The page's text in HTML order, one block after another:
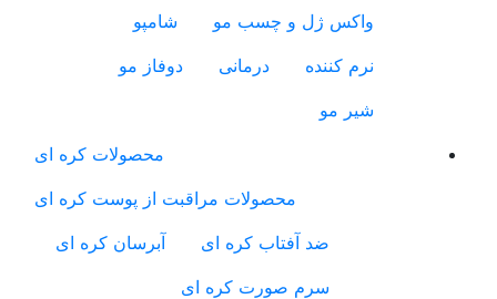
واکس ژل و چسب مو
شامپو
نرم کننده
درمانی
دوفاز مو
شیر مو
محصولات کره ای
محصولات مراقبت از پوست کره ای
ضد آفتاب کره ای
آبرسان کره ای
سرم صورت کره ای